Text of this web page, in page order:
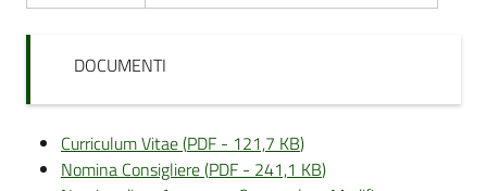
DOCUMENTI
Curriculum Vitae(PDF - 121,7 KB)
Nomina Consigliere(PDF - 241,1 KB)